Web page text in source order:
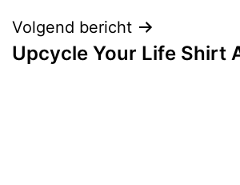
Volgend bericht
Upcycle Your Life Shirt